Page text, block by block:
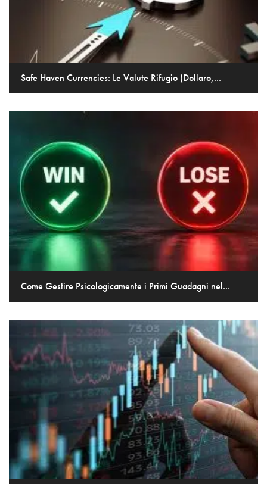
Safe Haven Currencies: Le Valute Rifugio (Dollaro,...
Come Gestire Psicologicamente i Primi Guadagni nel...